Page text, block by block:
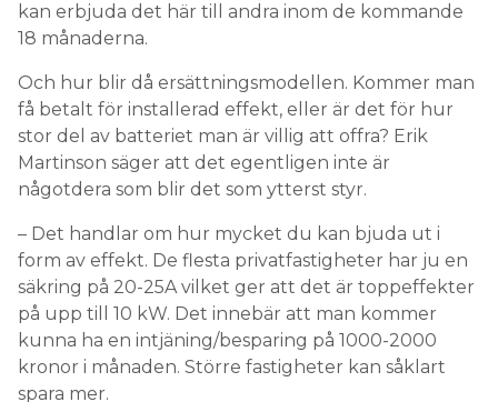
kan erbjuda det här till andra inom de kommande
18 månaderna.
Och hur blir då ersättningsmodellen. Kommer man
få betalt för installerad effekt, eller är det för hur
stor del av batteriet man är villig att offra? Erik
Martinson säger att det egentligen inte är
någotdera som blir det som ytterst styr.
– Det handlar om hur mycket du kan bjuda ut i
form av effekt. De flesta privatfastigheter har ju en
säkring på 20-25A vilket ger att det är toppeffekter
på upp till 10 kW. Det innebär att man kommer
kunna ha en intjäning/besparing på 1000-2000
kronor i månaden. Större fastigheter kan såklart
spara mer.